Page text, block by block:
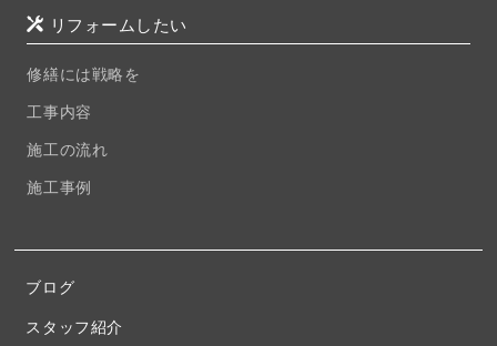
リフォームしたい
修繕には戦略を
工事内容
施工の流れ
施工事例
ブログ
スタッフ紹介